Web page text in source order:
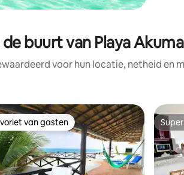
buurt van Playa
voor hun locatie, netheid en
van gasten
van gasten